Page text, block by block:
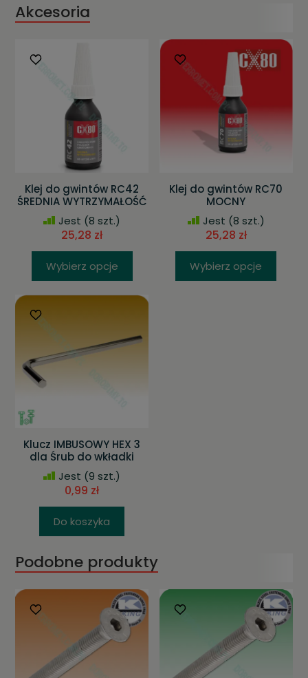
Akcesoria
Klej do gwintów RC42
ŚREDNIA WYTRZYMAŁOŚĆ
Jest (8 szt.)
25,28 zł
Wybierz opcje
Klej do gwintów RC70
MOCNY
Jest (8 szt.)
25,28 zł
Wybierz opcje
Klucz IMBUSOWY HEX 3
dla Śrub do wkładki
Jest (9 szt.)
0,99 zł
Do koszyka
Podobne produkty